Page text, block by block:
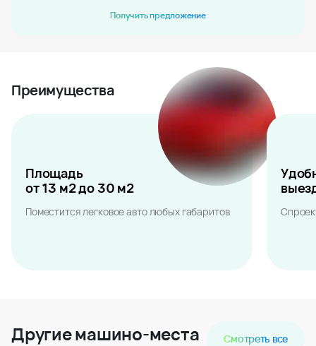
Получить предложение
Преимущества
Площадь
от 13 м2 до 30 м2
Поместится легковое авто любых габаритов
Другие машино-места
Смотреть все